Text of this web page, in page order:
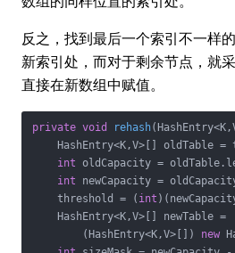
反之，找到最后一个索引不一样
新索引处，而对于剩余节点，就
直接在新数组中赋值。
private void rehash
HashEntry<K,V>[] oldTable =
int oldCapacity =
int newCapacity =
    threshold = (
int
    HashEntry<K,V>[] newTable =
        (HashEntry<K,V>[])
new